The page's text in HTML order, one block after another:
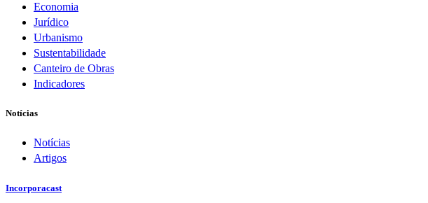
Economia
Jurídico
Urbanismo
Sustentabilidade
Canteiro de Obras
Indicadores
Notícias
Notícias
Artigos
Incorporacast